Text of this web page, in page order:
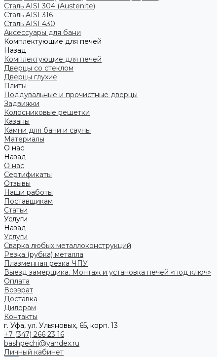
Сталь AISI 304 (Austenite)
Сталь AISI 316
Сталь AISI 430
Аксессуары для бани
Комплектующие для печей
Назад
Комплектующие для печей
Дверцы со стеклом
Дверцы глухие
Плиты
Поддувальные и прочистные дверцы
Задвижки
Колосниковые решетки
Казаны
Камни для бани и сауны
Материалы
О нас
Назад
О нас
Сертификаты
Отзывы
Наши работы
Поставщикам
Статьи
Услуги
Назад
Услуги
Сварка любых металлоконструкций
Резка (рубка) металла
Плазменная резка ЧПУ
Выезд замерщика. Монтаж и установка печей «под ключ»
Оплата
Возврат
Доставка
Дилерам
Контакты
г. Уфа, ул. Ульяновых, 65, корп. 13
+7 (347) 266 23 16
bashpechi@yandex.ru
Личный кабинет